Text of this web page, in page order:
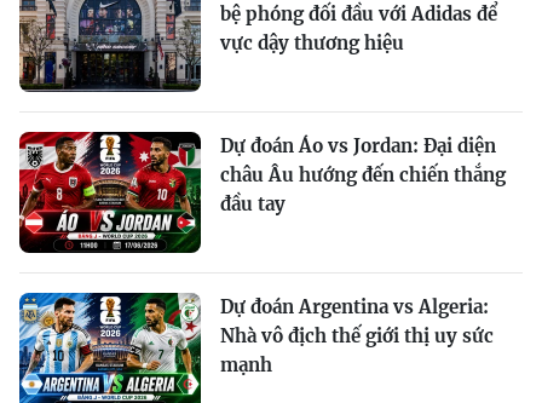
bệ phóng đối đầu với Adidas để
vực dậy thương hiệu
Dự đoán Áo vs Jordan: Đại diện
châu Âu hướng đến chiến thắng
đầu tay
Dự đoán Argentina vs Algeria:
Nhà vô địch thế giới thị uy sức
mạnh